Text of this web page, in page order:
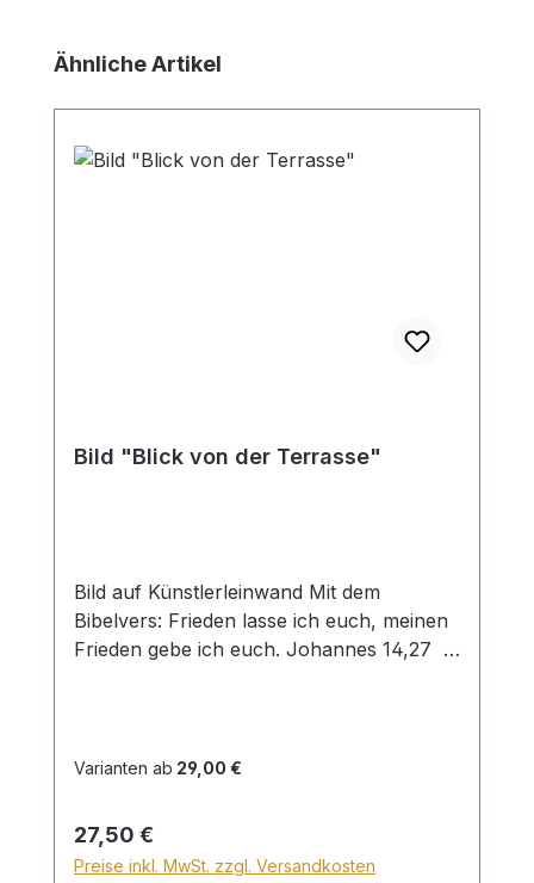
Produktgalerie überspringen
Ähnliche Artikel
Bild "Blick von der Terrasse"
Bild auf Künstlerleinwand Mit dem
Bibelvers: Frieden lasse ich euch, meinen
Frieden gebe ich euch. Johannes 14,27
Zuschlag für Sperrgut in Höhe von
Ausland beträgt der Sperrgutzuschlag
30€.
Varianten ab 29,00 €
Regulärer Preis:
27,50 €
Preise inkl. MwSt. zzgl. Versandkosten